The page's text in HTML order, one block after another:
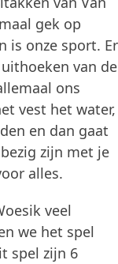
gek op
is onze sport. Er
van de
ons
vest het water,
en dan gaat
zijn met je
alles.
veel
we het spel
spel zijn 6